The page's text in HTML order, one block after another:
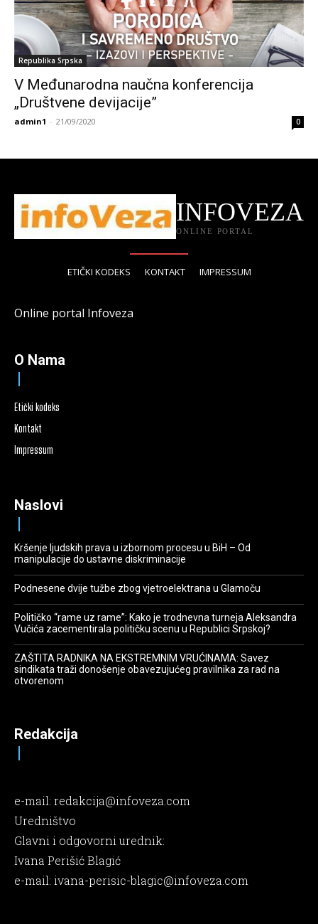
Republika Srpska
V Međunarodna naučna konferencija
„Društvene devijacije”
admin1 - 21/09/2020 0
INFOVEZA
ONLINE PORTAL
ETIČKI KODEKS KONTAKT IMPRESSUM
Online portal Infoveza
O Nama
Etički kodeks
Kontakt
Impressum
Naslovi
Kršenje ljudskih prava u izbornom procesu u BiH – Od
manipulacije do ustavne diskriminacije
Podnesene dvije tužbe zbog vjetroelektrana u Glamoču
Političko “rame uz rame”: Kako je trodnevna turneja Aleksandra
Vučića zacementirala političku scenu u Republici Srpskoj?
ZAŠTITA RADNIKA NA EKSTREMNIM VRUĆINAMA: Savez
sindikata traži donošenje obavezujućeg pravilnika za rad na
otvorenom
Redakcija
e-mail: redakcija@infoveza.com
Uredništvo
Glavni i odgovorni urednik:
Ivana Perišić Blagić
e-mail: ivana-perisic-blagic@infoveza.com